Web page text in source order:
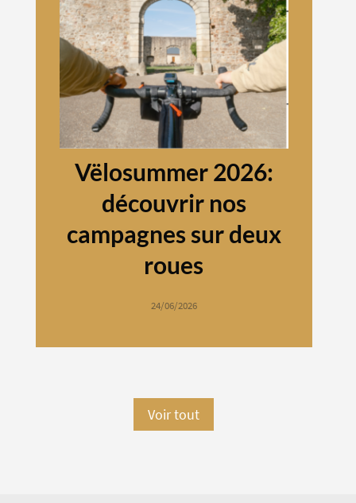
Vëlosummer 2026:
découvrir nos
campagnes sur deux
roues
24/06/2026
Voir tout